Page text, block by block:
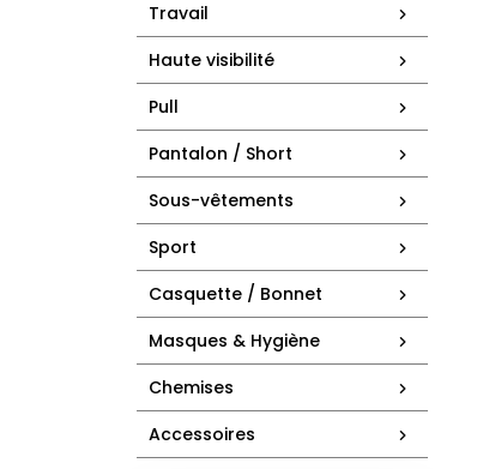
Travail
Haute visibilité
Pull
Pantalon / Short
Sous-vêtements
Sport
Casquette / Bonnet
Masques & Hygiène
Chemises
Accessoires